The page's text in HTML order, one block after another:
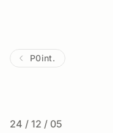
P0int.
24 / 12 / 05